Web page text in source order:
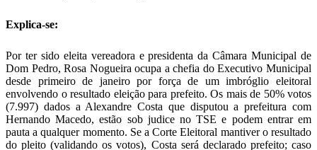
Explica-se:
Por ter sido eleita vereadora e presidenta da Câmara Municipal de
Dom Pedro, Rosa Nogueira ocupa a chefia do Executivo Municipal
desde primeiro de janeiro por força de um imbróglio eleitoral
envolvendo o resultado eleição para prefeito. Os mais de 50% votos
(7.997) dados a Alexandre Costa que disputou a prefeitura com
Hernando Macedo, estão sob judice no TSE e podem entrar em
pauta a qualquer momento. Se a Corte Eleitoral mantiver o resultado
do pleito (validando os votos), Costa será declarado prefeito; caso